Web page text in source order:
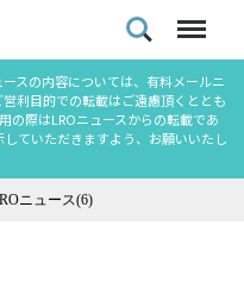
スの内容については、有料メールニ
営利目的での転載はご遠慮頂くととも
の際はLROニュースからの転載であ
していただきますよう、お願いいたし
ニュース(6)